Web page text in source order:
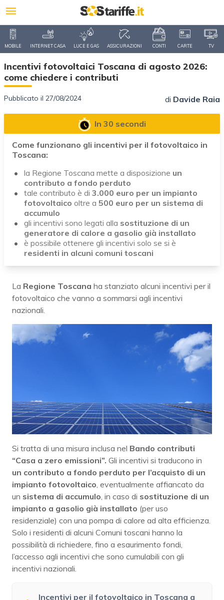
MOBILE INTERNET CASA LUCE E GAS ASSICURAZIONI CONTI CARTE TV
Incentivi fotovoltaici Toscana di agosto 2026:
come chiedere i contributi
Pubblicato il 27/08/2024 di Davide Raia
In 30 secondi
Come funzionano gli incentivi per il fotovoltaico in
Toscana:
la Regione Toscana mette a disposizione un
contributo a fondo perduto
tale contributo è di 3.000 euro per un impianto
fotovoltaico oltre a 500 euro per un sistema di
accumulo
gli incentivi sono legati alla sostituzione di un
generatore di calore a gasolio già installato
è possibile ottenere gli incentivi solo se si è
residenti in alcuni comuni toscani
La Regione Toscana ha stanziato alcuni incentivi per il
fotovoltaico che vanno a sommarsi agli incentivi
nazionali.
Si tratta di una misura inclusa nel Bando contributi
“Casa a zero emissioni”. Gli incentivi si traducono in
un contributo a fondo perduto per l’acquisto di un
impianto fotovoltaico, eventualmente affiancato da
un sistema di accumulo, in caso di sostituzione di un
impianto a gasolio già installato (per uso
residenziale) con una pompa di calore ad alta efficienza.
Solo i residenti di alcuni Comuni toscani hanno la
possibilità di richiedere, fino a esaurimento fondi,
l’accesso agli incentivi che sono cumulabili con gli
incentivi nazionali.
Incentivi per il fotovoltaico in Toscana a